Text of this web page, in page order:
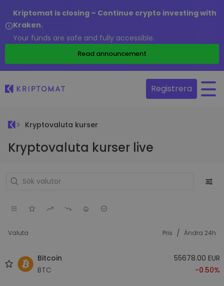
Kriptomat is closing – Continue crypto investing with
Kraken.
Your funds are safe and fully accessible.
Read announcement
Registrera
Kryptovaluta kurser
Kryptovaluta kurser live
Valuta Pris / Ändra 24h
Bitcoin
BTC
55678.00 EUR
-0.50%